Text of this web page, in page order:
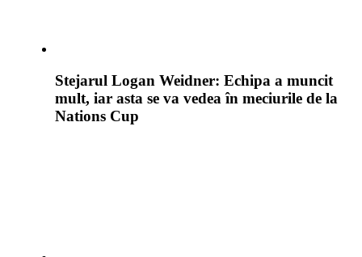
Stejarul Logan Weidner: Echipa a muncit
mult, iar asta se va vedea în meciurile de la
Nations Cup